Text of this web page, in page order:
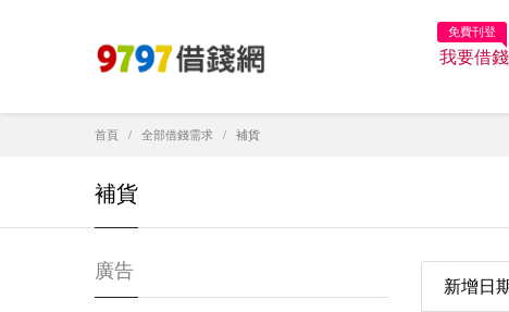
我要借錢
免費刊登
首頁 全部借錢需求 補貨
補貨
新增日
廣告